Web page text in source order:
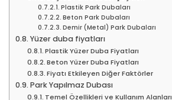
Plastik Park Dubaları
Beton Park Dubaları
Demir (Metal) Park Dubaları
Yüzer duba fiyatları
Plastik Yüzer Duba Fiyatları
Beton Yüzer Duba Fiyatları
Fiyatı Etkileyen Diğer Faktörler
Park Yapılmaz Dubası
Temel Özellikleri ve Kullanım Alanları